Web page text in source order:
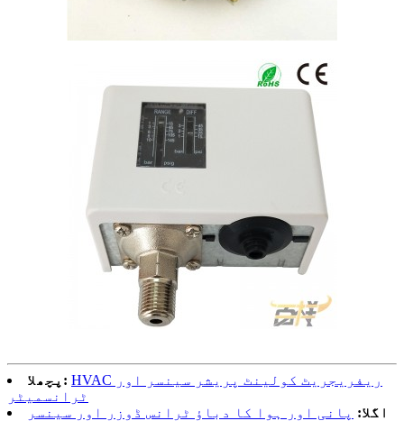
پچھلا: HVAC ریفریجریٹ کولینٹ پریشر سینسر اور
ٹرانسمیٹر
اگلا: پانی اور ہوا کا دباؤ ٹرانس ڈوزر اور سینسر